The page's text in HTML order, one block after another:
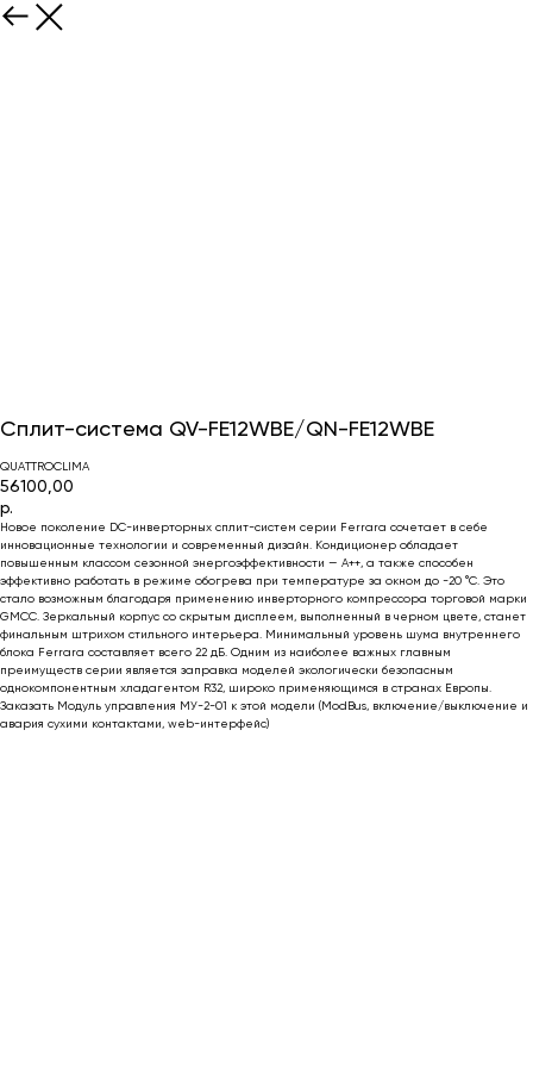
Сплит-система QV-FE12WBE/QN-FE12WBE
QUATTROCLIMA
56100,00
р.
Новое поколение DC-инверторных сплит-систем серии Ferrara сочетает в себе
инновационные технологии и современный дизайн. Кондиционер обладает
повышенным классом сезонной энергоэффективности — А++, а также способен
эффективно работать в режиме обогрева при температуре за окном до -20 °C. Это
стало возможным благодаря применению инверторного компрессора торговой марки
GMCC. Зеркальный корпус со скрытым дисплеем, выполненный в черном цвете, станет
финальным штрихом стильного интерьера. Минимальный уровень шума внутреннего
блока Ferrara составляет всего 22 дБ. Одним из наиболее важных главным
преимуществ серии является заправка моделей экологически безопасным
однокомпонентным хладагентом R32, широко применяющимся в странах Европы.
Заказать Модуль управления МУ-2-01 к этой модели (ModBus, включение/выключение и
авария сухими контактами, web-интерфейс)